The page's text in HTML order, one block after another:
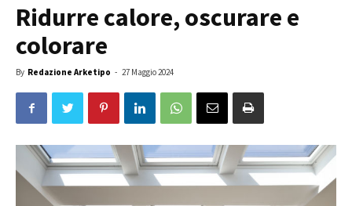
Ridurre calore, oscurare e
colorare
By Redazione Arketipo - 27 Maggio 2024